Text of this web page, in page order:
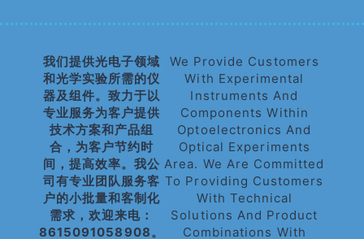
我们提供光电子领域
和光学实验所需的仪
器及组件。致力于以
专业服务为客户提供
技术方案和产品组
合，为客户节约时
间，提高效率。我公
司有专业团队服务客
户的小批量和客制化
需求，欢迎来电：
8615091058908。
We Provide Customers
With Experimental
Instruments And
Components Within
Optoelectronics And
Optical Experiments
Area. We Are Committed
To Providing Customers
With Technical
Solutions And Product
Combinations With